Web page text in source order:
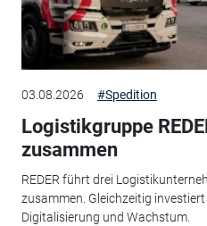
03.08.2026 #Spedition
Logistikgruppe
zusammen
REDER führt drei
zusammen. Gleichzeitig investiert
Digitalisierung und Wachstum.